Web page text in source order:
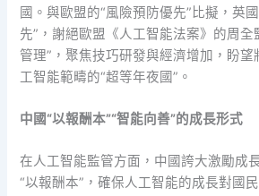
國。與歐盟的“風險預防優先”比擬，英
先”，謝絕歐盟《人工智能法案》的周全
管理”，聚焦技巧研發與經濟增加，盼望
工智能範疇的“超等年夜國”。
中國“以報酬本”“智能向善”的成長形式
在人工智能監管方面，中國誇大激勵成
“以報酬本”，確保人工智能的成長對國